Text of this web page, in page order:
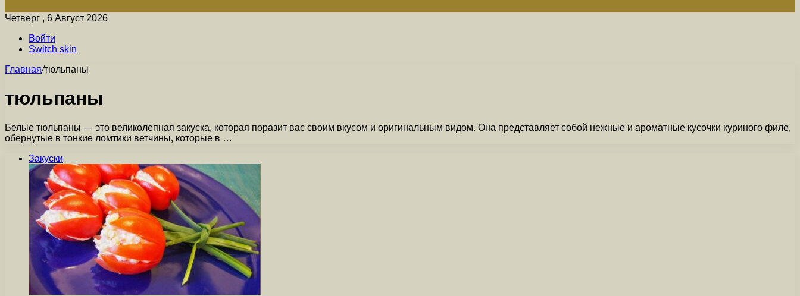
Четверг , 6 Август 2026
Войти
Switch skin
Главная/тюльпаны
тюльпаны
Белые тюльпаны — это великолепная закуска, которая поразит вас своим вкусом и оригинальным видом. Она представляет собой нежные и ароматные кусочки куриного филе,
обернутые в тонкие ломтики ветчины, которые в …
Закуски